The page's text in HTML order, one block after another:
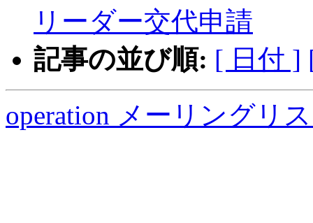
リーダー交代申請
記事の並び順: [ 日付 ]
operation メーリングリ